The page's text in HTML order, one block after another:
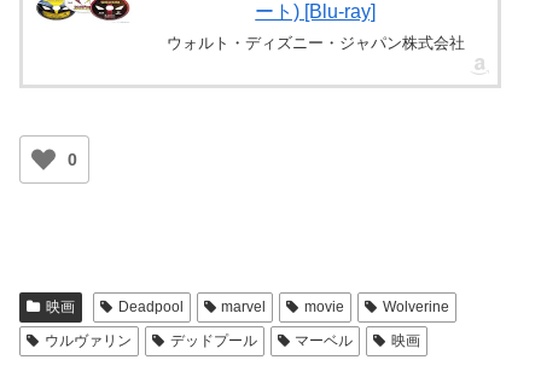
ート) [Blu-ray]
ウォルト・ディズニー・ジャパン株式会社
0
映画 Deadpool marvel movie
Wolverine
ウルヴァリン
デッドプール マーベル 映画